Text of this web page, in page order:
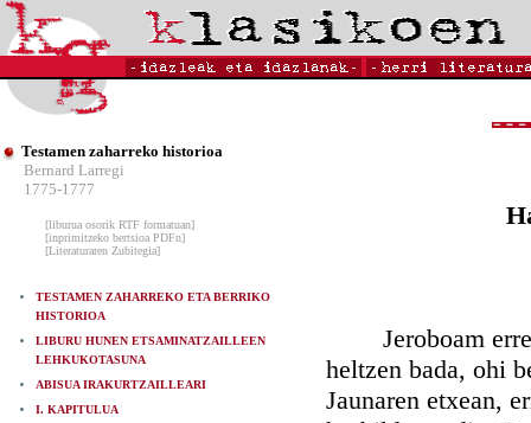
Testamen zaharreko historioa
Bernard Larregi
1775-1777
[liburua osorik RTF formatuan]
[inprimitzeko bertsioa PDFn]
[Literaturaren Zubitegia]
TESTAMEN ZAHARREKO ETA BERRIKO
HISTORIOA
LIBURU HUNEN ETSAMINATZAILLEEN
LEHKUKOTASUNA
ABISUA IRAKURTZAILLEARI
I. KAPITULUA
Jeroboam
heltzen bada, ohi
Jaunaren etxean,